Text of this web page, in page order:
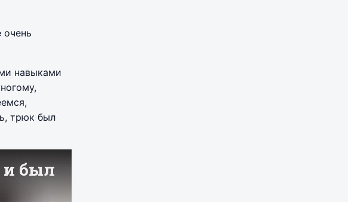
очень
навыками
трюк был